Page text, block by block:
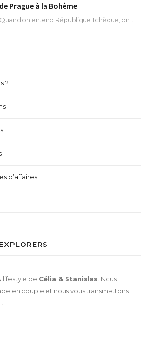
de Prague à la Bohème
?
d’affaires
lifestyle de Célia & Stanislas . Nous
en couple et nous vous transmettons